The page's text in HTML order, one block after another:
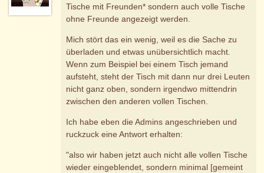
Tische mit Freunden* sondern auch volle Tische
ohne Freunde angezeigt werden.
Mich stört das ein wenig, weil es die Sache zu
überladen und etwas unübersichtlich macht.
Wenn zum Beispiel bei einem Tisch jemand
aufsteht, steht der Tisch mit dann nur drei Leuten
nicht ganz oben, sondern irgendwo mittendrin
zwischen den anderen vollen Tischen.
Ich habe eben die Admins angeschrieben und
ruckzuck eine Antwort erhalten:
"also wir haben jetzt auch nicht alle vollen Tische
wieder eingeblendet, sondern minimal [gemeint